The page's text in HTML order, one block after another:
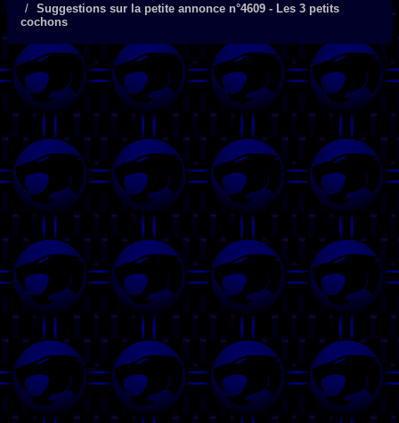
Suggestions sur la petite annonce n°4609 - Les 3 petits
cochons